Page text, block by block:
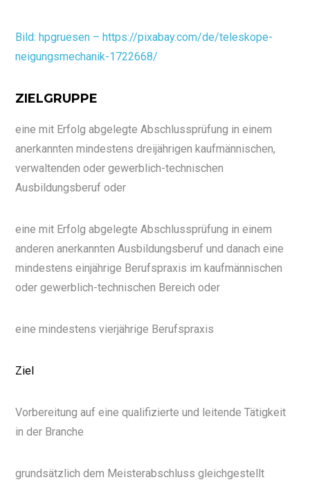
Bild: hpgruesen – https://pixabay.com/de/teleskope-
neigungsmechanik-1722668/
ZIELGRUPPE
eine mit Erfolg abgelegte Abschlussprüfung in einem
anerkannten mindestens dreijährigen kaufmännischen,
verwaltenden oder gewerblich-technischen
Ausbildungsberuf oder
eine mit Erfolg abgelegte Abschlussprüfung in einem
anderen anerkannten Ausbildungsberuf und danach eine
mindestens einjährige Berufspraxis im kaufmännischen
oder gewerblich-technischen Bereich oder
eine mindestens vierjährige Berufspraxis
Ziel
Vorbereitung auf eine qualifizierte und leitende Tätigkeit
in der Branche
grundsätzlich dem Meisterabschluss gleichgestellt